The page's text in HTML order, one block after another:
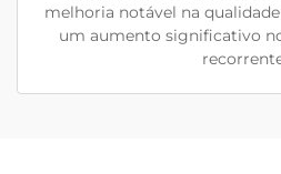
melhoria notável na
um aumento significativo